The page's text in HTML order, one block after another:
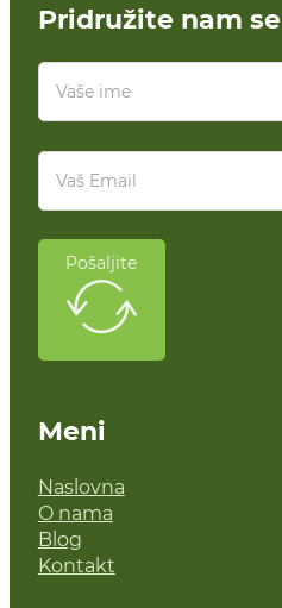
Pridružite nam se
Pošaljite
Meni
Naslovna
O nama
Blog
Kontakt